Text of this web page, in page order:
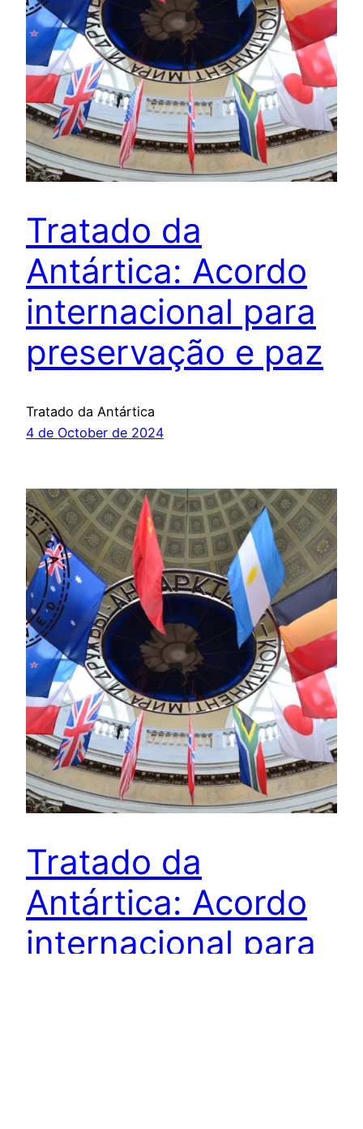
Tratado da
Antártica: Acordo
internacional para
preservação e paz
Tratado da Antártica
4 de October de 2024
Tratado da
Antártica: Acordo
internacional para